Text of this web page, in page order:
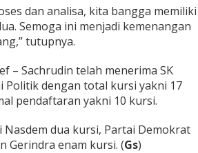
dan analisa, kita bangga memiliki
Semoga ini menjadi kemenangan
tutupnya.
– Sachrudin telah menerima SK
Politik dengan total kursi yakni 17
pendaftaran yakni 10 kursi.
dua kursi, Partai Demokrat
Gerindra enam kursi. (Gs)